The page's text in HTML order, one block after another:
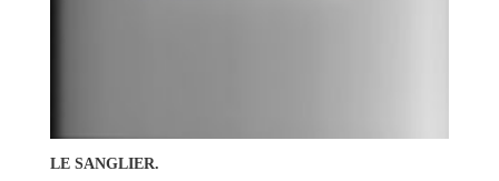
LE SANGLIER.